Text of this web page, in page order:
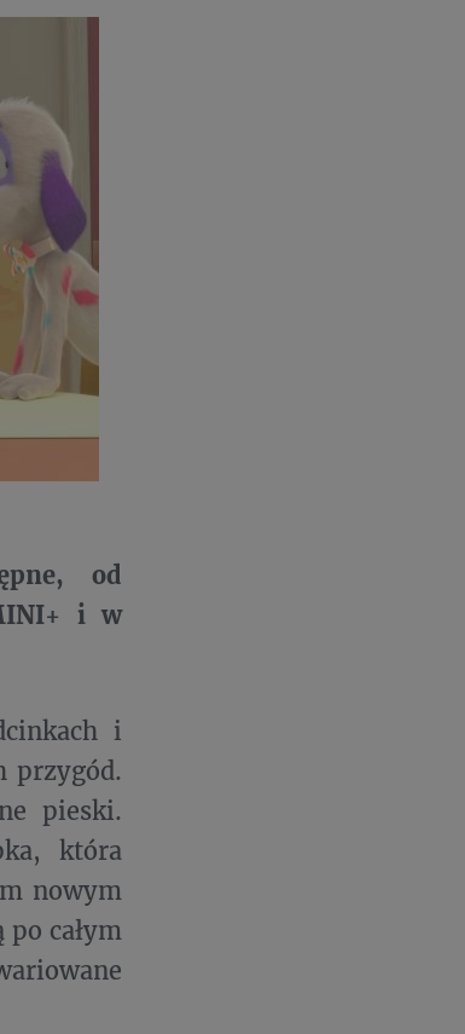
od
i w
i
przygód.
pieski.
która
nowym
całym